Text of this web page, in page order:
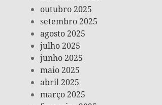
outubro 2025
setembro 2025
agosto 2025
julho 2025
junho 2025
maio 2025
abril 2025
março 2025